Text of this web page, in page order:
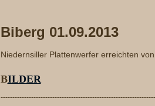
Biberg 01.09.2013
Niedernsiller Plattenwerfer erreichten
BILDER